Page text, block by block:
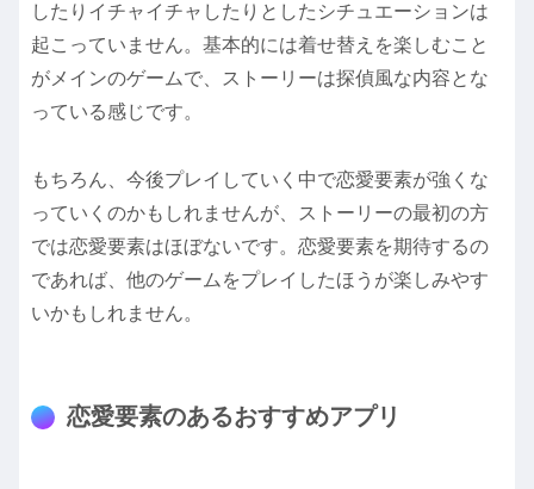
したりイチャイチャしたりとしたシチュエーションは
起こっていません。基本的には着せ替えを楽しむこと
がメインのゲームで、ストーリーは探偵風な内容とな
っている感じです。
もちろん、今後プレイしていく中で恋愛要素が強くな
っていくのかもしれませんが、ストーリーの最初の方
では恋愛要素はほぼないです。恋愛要素を期待するの
であれば、他のゲームをプレイしたほうが楽しみやす
いかもしれません。
恋愛要素のあるおすすめアプリ